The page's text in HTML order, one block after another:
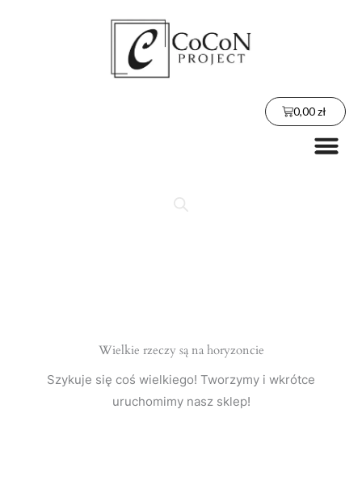
0,00zł
Wózek
Wielkie rzeczy są na horyzoncie
Szykuje się coś wielkiego! Tworzymy i wkrótce
uruchomimy nasz sklep!